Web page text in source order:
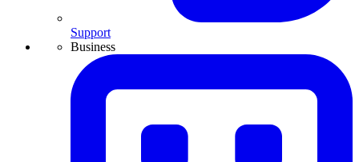
Support
Business